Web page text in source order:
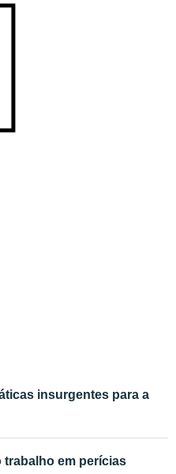
insurgentes para a
em perícias